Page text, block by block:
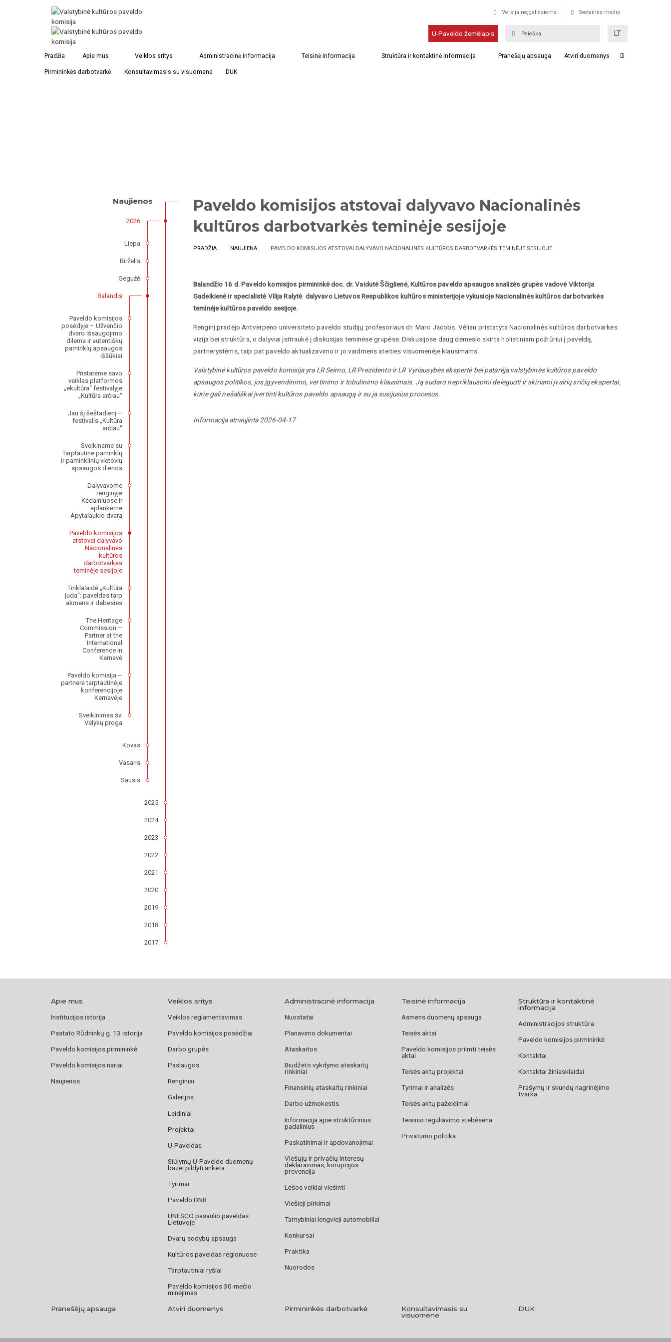
Versija neįgaliesiems Svetainės medis
U-Paveldo žemėlapis LT
Pradžia Apie mus Veiklos sritys Administracinė informacija Teisinė informacija Struktūra ir kontaktinė informacija Pranešėjų apsauga Atviri duomenys
Pirmininkės darbotvarkė Konsultavimasis su visuomene DUK
Paveldo komisijos atstovai dalyvavo Nacionalinės
kultūros darbotvarkės teminėje sesijoje
PRADŽIA NAUJIENA PAVELDO KOMISIJOS ATSTOVAI DALYVAVO NACIONALINĖS KULTŪROS DARBOTVARKĖS TEMINĖJE SESIJOJE
Balandžio 16 d. Paveldo komisijos pirmininkė doc. dr. Vaidutė Ščiglienė, Kultūros paveldo apsaugos analizės grupės vadovė Viktorija
Gadeikienė ir specialistė Vilija Ralytė dalyvavo Lietuvos Respublikos kultūros ministerijoje vykusioje Nacionalinės kultūros darbotvarkės
teminėje kultūros paveldo sesijoje.
Renginį pradėjo Antverpeno universiteto paveldo studijų profesoriaus dr. Marc Jacobs. Vėliau pristatyta Nacionalinės kultūros darbotvarkės
vizija bei struktūra, o dalyviai įsitraukė į diskusijas teminėse grupėse. Diskusijose daug dėmesio skirta holistiniam požiūriui į paveldą,
partnerystėms, taip pat paveldo aktualizavimo ir jo vaidmens ateities visuomenėje klausimams.
Valstybinė kultūros paveldo komisija yra LR Seimo, LR Prezidento ir LR Vyriausybės ekspertė bei patarėja valstybinės kultūros paveldo
apsaugos politikos, jos įgyvendinimo, vertinimo ir tobulinimo klausimais. Ją sudaro nepriklausomi deleguoti ir skiriami įvairių sričių ekspertai,
kurie gali nešališkai įvertinti kultūros paveldo apsaugą ir su ja susijusius procesus.
Informacija atnaujinta 2026-04-17
Naujienos
2026
Liepa
Birželis
Gegužė
Balandis
Paveldo komisijos
posėdyje – Užvenčio
dvaro išsaugojimo
dilema ir autentiškų
paminklų apsaugos
iššūkiai
Pristatėme savo
veiklas platformos
„ekultūra“ festivalyje
„Kultūra arčiau“
Jau šį šeštadienį –
festivalis „Kultūra
arčiau“
Sveikiname su
Tarptautine paminklų
ir paminklinių vietovių
apsaugos dienos
Dalyvavome
renginyje
Kėdainiuose ir
aplankėme
Apytalaukio dvarą
Paveldo komisijos
atstovai dalyvavo
Nacionalinės
kultūros
darbotvarkės
teminėje sesijoje
Tinklalaidė „Kultūra
juda“: paveldas tarp
akmens ir debesies
The Heritage
Commission –
Partner at the
International
Conference in
Kernavė
Paveldo komisija –
partnerė tarptautinėje
konferencijoje
Kernavėje
Sveikinimas šv.
Velykų proga
Kovas
Vasaris
Sausis
2025
2024
2023
2022
2021
2020
2019
2018
2017
Apie mus
Institucijos istorija
Pastato Rūdninkų g. 13 istorija
Paveldo komisijos pirmininkė
Paveldo komisijos nariai
Naujienos
Veiklos sritys
Veiklos reglamentavimas
Paveldo komisijos posėdžiai
Darbo grupės
Paslaugos
Renginiai
Galerijos
Leidiniai
Projektai
U-Paveldas
Siūlymų U-Paveldo duomenų
bazei pildyti anketa
Tyrimai
Paveldo DNR
UNESCO pasaulio paveldas
Lietuvoje
Dvarų sodybų apsauga
Kultūros paveldas regionuose
Tarptautiniai ryšiai
Paveldo komisijos 30-mečio
minėjimas
Administracinė informacija
Nuostatai
Planavimo dokumentai
Ataskaitos
Biudžeto vykdymo ataskaitų
rinkiniai
Finansinių ataskaitų rinkiniai
Darbo užmokestis
Informacija apie struktūrinius
padalinius
Paskatinimai ir apdovanojimai
Viešųjų ir privačių interesų
deklaravimas, korupcijos
prevencija
Lėšos veiklai viešinti
Viešieji pirkimai
Tarnybiniai lengvieji automobiliai
Konkursai
Praktika
Nuorodos
Teisinė informacija
Asmens duomenų apsauga
Teisės aktai
Paveldo komisijos priimti teisės
aktai
Teisės aktų projektai
Tyrimai ir analizės
Teisės aktų pažeidimai
Teisinio reguliavimo stebėsena
Privatumo politika
Struktūra ir kontaktinė
informacija
Administracijos struktūra
Paveldo komisijos pirmininkė
Kontaktai
Kontaktai žiniasklaidai
Prašymų ir skundų nagrinėjimo
tvarka
Pranešėjų apsauga Atviri duomenys Pirmininkės darbotvarkė
Konsultavimasis su
visuomene
DUK